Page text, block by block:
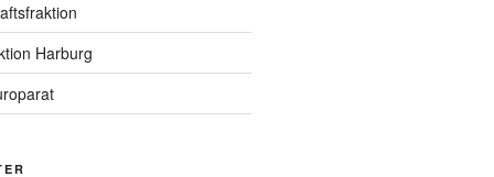
Harburg